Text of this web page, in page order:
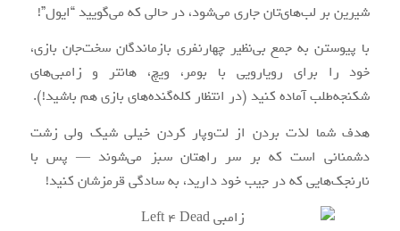
شیرین بر لب‌های‌تان جاری می‌شود، در حالی که می‌گویید “ایول”!
با پیوستن به جمع بی‌نظیر چهارنفری بازماندگان سخت‌جان بازی،
خود را برای رویارویی با بومر، ویچ، هانتر و زامبی‌های
شکنجه‌طلب آماده کنید (در انتظار کله‌گنده‌های بازی هم باشید!).
هدف شما لذت بردن از لت‌وپار کردن خیلی شیک ولی زشت
دشمنانی است که بر سر راهتان سبز می‌شوند — پس با
نارنجک‌هایی که در جیب خود دارید، به سادگی قرمزشان کنید!